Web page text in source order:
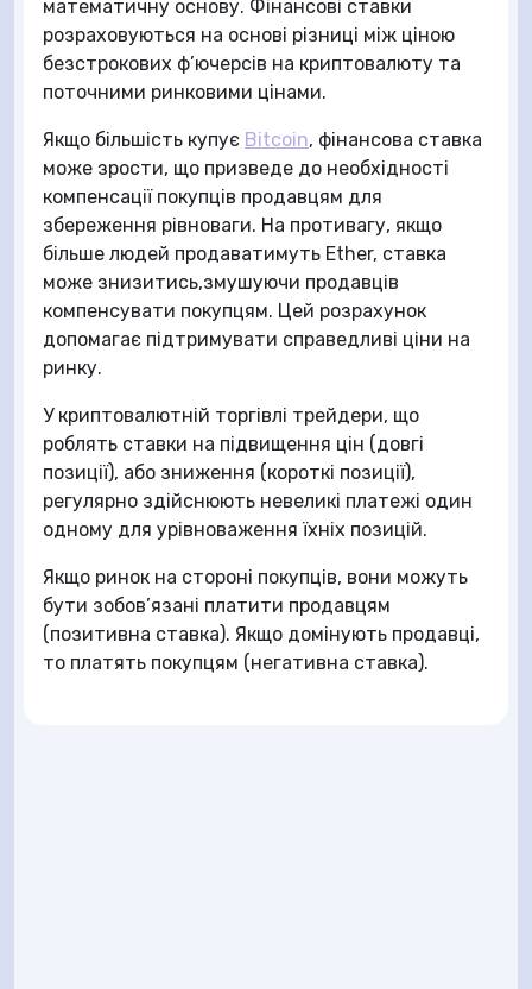
математичну основу. Фінансові ставки
розраховуються на основі різниці між ціною
безстрокових ф’ючерсів на криптовалюту та
поточними ринковими цінами.
Якщо більшість купує Bitcoin, фінансова ставка
може зрости, що призведе до необхідності
компенсації покупців продавцям для
збереження рівноваги. На противагу, якщо
більше людей продаватимуть Ether, ставка
може знизитись,змушуючи продавців
компенсувати покупцям. Цей розрахунок
допомагає підтримувати справедливі ціни на
ринку.
У криптовалютній торгівлі трейдери, що
роблять ставки на підвищення цін (довгі
позиції), або зниження (короткі позиції),
регулярно здійснюють невеликі платежі один
одному для урівноваження їхніх позицій.
Якщо ринок на стороні покупців, вони можуть
бути зобов’язані платити продавцям
(позитивна ставка). Якщо домінують продавці,
то платять покупцям (негативна ставка).